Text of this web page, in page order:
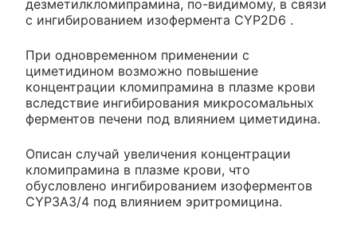
дезметилкломипрамина, по-видимому, в связи
с ингибированием изофермента CYP2D6 .
При одновременном применении с
циметидином возможно повышение
концентрации кломипрамина в плазме крови
вследствие ингибирования микросомальных
ферментов печени под влиянием циметидина.
Описан случай увеличения концентрации
кломипрамина в плазме крови, что
обусловлено ингибированием изоферментов
CYP3A3/4 под влиянием эритромицина.